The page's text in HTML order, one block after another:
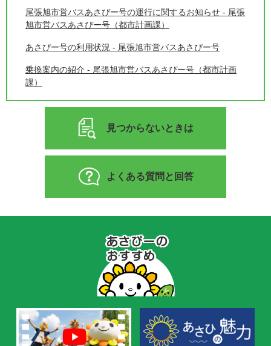
尾張旭市営バスあさぴー号の運行に関するお知らせ - 尾張
旭市営バスあさぴー号（都市計画課）
あさぴー号の利用状況 - 尾張旭市営バスあさぴー号
乗換案内の紹介 - 尾張旭市営バスあさぴー号（都市計画
課）
見つからないときは
よくある質問と回答
の
お
す
め